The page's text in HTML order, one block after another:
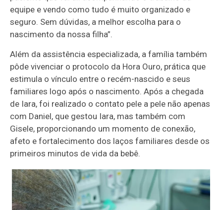
equipe e vendo como tudo é muito organizado e
seguro. Sem dúvidas, a melhor escolha para o
nascimento da nossa filha”.
Além da assistência especializada, a família também
pôde vivenciar o protocolo da Hora Ouro, prática que
estimula o vínculo entre o recém-nascido e seus
familiares logo após o nascimento. Após a chegada
de Iara, foi realizado o contato pele a pele não apenas
com Daniel, que gestou Iara, mas também com
Gisele, proporcionando um momento de conexão,
afeto e fortalecimento dos laços familiares desde os
primeiros minutos de vida da bebê.